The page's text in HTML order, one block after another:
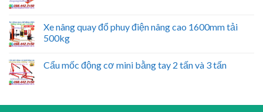
Xe nâng quay đổ phuy điện nâng cao 1600mm tải
500kg
Cẩu mốc động cơ mini bằng tay 2 tấn và 3 tấn